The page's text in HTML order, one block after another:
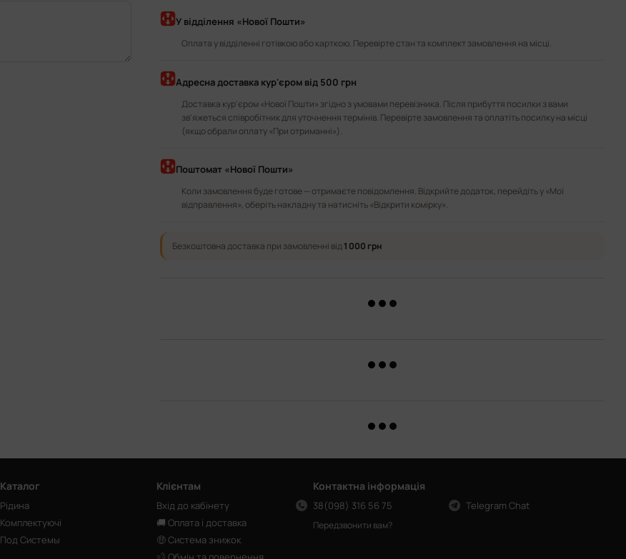
У відділення «Нової Пошти»
Оплата у відділенні готівкою або карткою. Перевірте стан та комплект замовлення на місці.
Адресна доставка кур'єром від 500 грн
Доставка кур'єром «Нової Пошти» згідно з умовами перевізника. Після прибуття посилки з вами
зв'яжеться співробітник для уточнення термінів. Перевірте замовлення та оплатіть посилку на місці
(якщо обрали оплату «При отриманні»).
Поштомат «Нової Пошти»
Коли замовлення буде готове — отримаєте повідомлення. Відкрийте додаток, перейдіть у «Мої
відправлення», оберіть накладну та натисніть «Відкрити комірку».
Безкоштовна доставка при замовленні від1 000 грн
Каталог
Рідина
Комплектуючі
Под Системы
Клієнтам
Вхід до кабінету
🚚 Оплата і доставка
🤑 Система знижок
Контактна інформація
38(098) 316 56 75
Передзвонити вам?
Telegram Chat